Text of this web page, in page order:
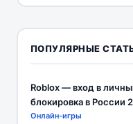
ПОПУЛЯРНЫЕ
Roblox — вход в
блокировка в России
Онлайн-игры